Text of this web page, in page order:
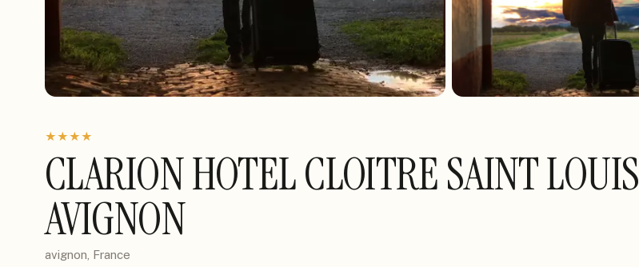
★★★★
CLARION HOTEL CLOITRE SAINT LOUIS
AVIGNON
avignon, France